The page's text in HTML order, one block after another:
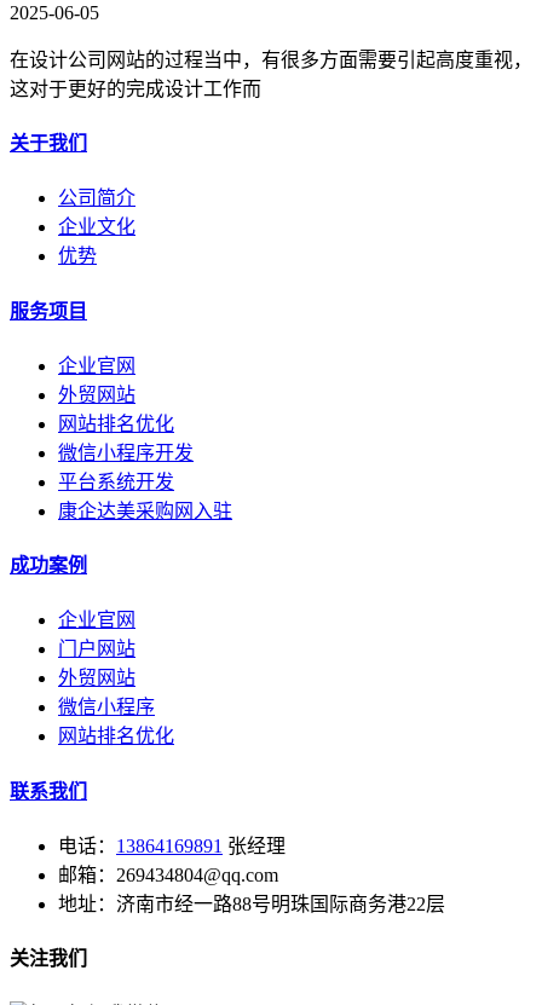
2025-06-05
在设计公司网站的过程当中，有很多方面需要引起高度重视，
这对于更好的完成设计工作而
关于我们
公司简介
企业文化
优势
服务项目
企业官网
外贸网站
网站排名优化
微信小程序开发
平台系统开发
康企达美采购网入驻
成功案例
企业官网
门户网站
外贸网站
微信小程序
网站排名优化
联系我们
电话： 13864169891 张经理
邮箱：269434804@qq.com
地址：济南市经一路88号明珠国际商务港22层
关注我们